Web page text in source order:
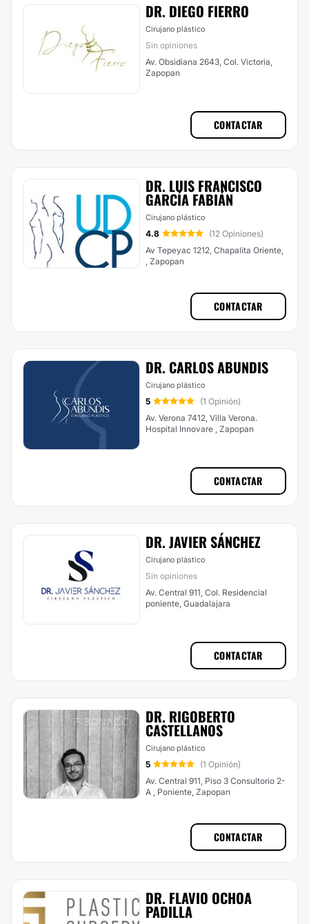
DR. DIEGO FIERRO
Cirujano plástico
Sin opiniones
Av. Obsidiana 2643, Col. Victoria,
Zapopan
CONTACTAR
DR. LUIS FRANCISCO
GARCÍA FABIÁN
Cirujano plástico
4.8
(12 Opiniones)
Av Tepeyac 1212, Chapalita Oriente,
, Zapopan
CONTACTAR
DR. CARLOS ABUNDIS
Cirujano plástico
5
(1 Opinión)
Av. Verona 7412, Villa Verona.
Hospital Innovare , Zapopan
CONTACTAR
DR. JAVIER SÁNCHEZ
Cirujano plástico
Sin opiniones
Av. Central 911, Col. Residencial
poniente, Guadalajara
CONTACTAR
DR. RIGOBERTO
CASTELLANOS
Cirujano plástico
5
(1 Opinión)
Av. Central 911, Piso 3 Consultorio 2-
A , Poniente, Zapopan
CONTACTAR
DR. FLAVIO OCHOA
PADILLA